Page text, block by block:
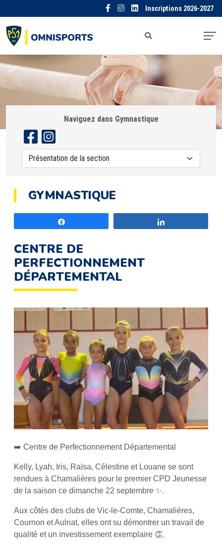
Inscriptions 2026-2027
Naviguez dans Gymnastique
GYMNASTIQUE
CENTRE DE
PERFECTIONNEMENT
DÉPARTEMENTAL
➡️ Centre de Perfectionnement Départemental
Kelly, Lyah, Iris, Raïsa, Célestine et Louane se sont
rendues à Chamalières pour le premier CPD Jeunesse
de la saison ce dimanche 22 septembre ✨.
Aux côtés des clubs de Vic-le-Comte, Chamalières,
Cournon et Aulnat, elles ont su démontrer un travail de
qualité et un investissement exemplaire 👏.